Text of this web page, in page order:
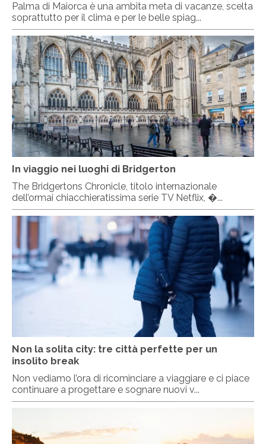
Palma di Maiorca è una ambita meta di vacanze, scelta
soprattutto per il clima e per le belle spiag...
In viaggio nei luoghi di Bridgerton
The Bridgertons Chronicle, titolo internazionale
dell’ormai chiacchieratissima serie TV Netflix, �...
Non la solita city: tre città perfette per un
insolito break
Non vediamo l’ora di ricominciare a viaggiare e ci piace
continuare a progettare e sognare nuovi v...